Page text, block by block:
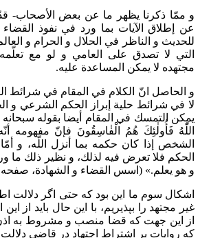
و ممّا ذكرنا يظهر ما عن بعض الأصحاب-
عن إطلاق الآيات بما ورد في نفوذ
للحديث و الناظر في الحلال و الحرام و
التي لا تصدق على العامي و لو مع
مجتهده لا يمكن المساعدة عليه.
و الحاصل انّ الكلام في المقام في شرائط
لا في شرائط حلية إبراز الحكم الشرعي و
يمكن التمسك في المقام أيضا بقوله
اللّٰهُ فَأُولٰئِكَ هُمُ الْفٰاسِقُونَ فإنّ مفهومه
الشخص إذا كان حكمه بما أنزل اللّه، و
الحكم فلا تعرض فيه لذلك، و نظير ذلك
و هو يعلم.» (اسس القضاء و الشهادة، صفحه ۲۱)
اشکال سوم ما این بود که حتی اگر دلالت
غیر مجتهد را بپذیریم، با این حال باید از
از این جهت که قضا منصب و مشروط به
که روایات بر اشتراط اجتهاد در قاضی